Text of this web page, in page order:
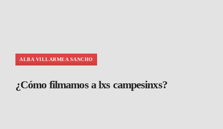
ALBA VILLARMEA SANCHO
¿Cómo filmamos a lxs campesinxs?